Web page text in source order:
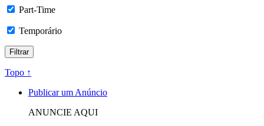
Part-Time
Temporário
Topo ↑
Publicar um Anúncio
ANUNCIE AQUI